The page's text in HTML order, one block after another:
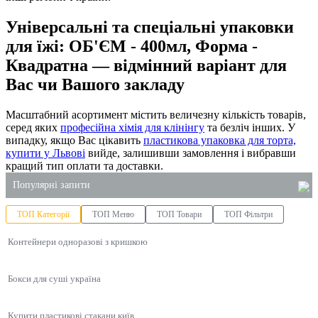
Універсальні та спеціальні упаковки
для їжі: ОБ'ЄМ - 400мл, Форма -
Квадратна — відмінний варіант для
Вас чи Вашого закладу
Масштабний асортимент містить величезну кількість товарів,
серед яких професійна хімія для клінінгу та безліч інших. У
випадку, якщо Вас цікавить пластикова упаковка для торта,
купити у Львові вийде, залишивши замовлення і вибравши
кращий тип оплати та доставки.
Популярні запити
коробочки для локшини вок
харчове відро
одноразові контейнери для їжі одеса
ТОП Категорії ТОП Меню ТОП Товари ТОП Фільтри
Контейнери одноразові з кришкою
Бокси для суші україна
Купити пластикові стакани київ